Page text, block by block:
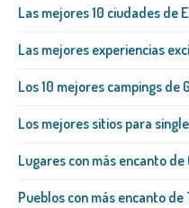
Las mejores 10 ciudades de
Las mejores experiencias
Los 10 mejores campings de
Los mejores sitios para
Lugares con más encanto de
Pueblos con más encanto de